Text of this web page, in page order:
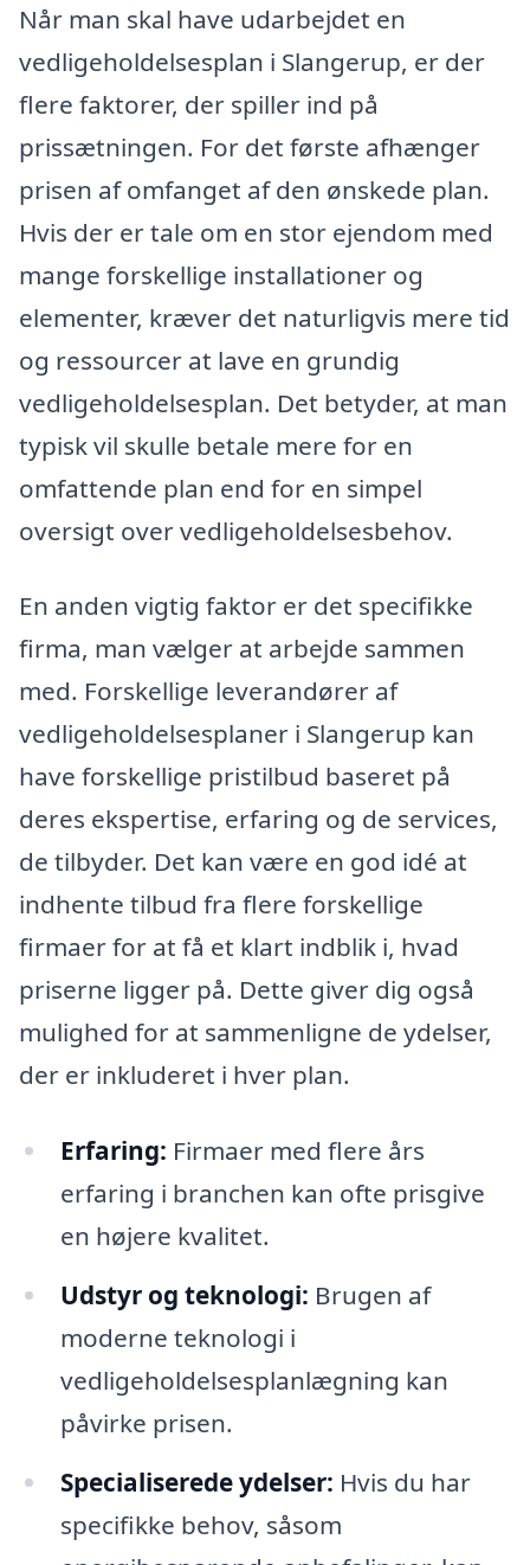
Når man skal have udarbejdet en
vedligeholdelsesplan i Slangerup, er der
flere faktorer, der spiller ind på
prissætningen. For det første afhænger
prisen af omfanget af den ønskede plan.
Hvis der er tale om en stor ejendom med
mange forskellige installationer og
elementer, kræver det naturligvis mere tid
og ressourcer at lave en grundig
vedligeholdelsesplan. Det betyder, at man
typisk vil skulle betale mere for en
omfattende plan end for en simpel
oversigt over vedligeholdelsesbehov.
En anden vigtig faktor er det specifikke
firma, man vælger at arbejde sammen
med. Forskellige leverandører af
vedligeholdelsesplaner i Slangerup kan
have forskellige pristilbud baseret på
deres ekspertise, erfaring og de services,
de tilbyder. Det kan være en god idé at
indhente tilbud fra flere forskellige
firmaer for at få et klart indblik i, hvad
priserne ligger på. Dette giver dig også
mulighed for at sammenligne de ydelser,
der er inkluderet i hver plan.
Erfaring: Firmaer med flere års
erfaring i branchen kan ofte prisgive
en højere kvalitet.
Udstyr og teknologi: Brugen af
moderne teknologi i
vedligeholdelsesplanlægning kan
påvirke prisen.
Specialiserede ydelser: Hvis du har
specifikke behov, såsom